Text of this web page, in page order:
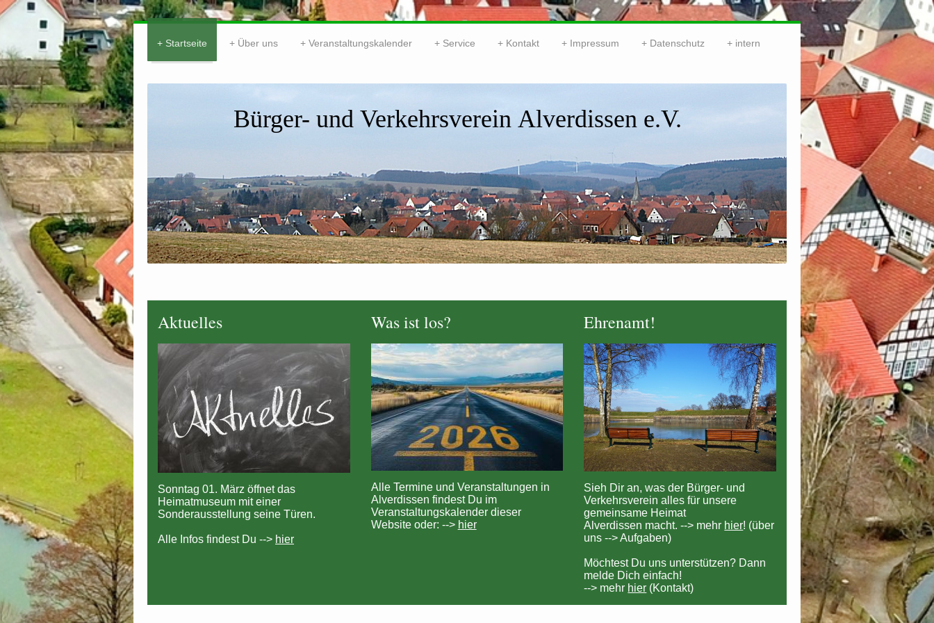
Startseite Über uns Veranstaltungskalender Service Kontakt Impressum Datenschutz intern
Bürger- und Verkehrsverein Alverdissen e.V.
Aktuelles
Sonntag 01. März öffnet das
Heimatmuseum mit einer
Sonderausstellung seine Türen.
Alle Infos findest Du --> hier
Was ist los?
Alle Termine und Veranstaltungen in
Alverdissen findest Du im
Veranstaltungskalender dieser
Website oder: --> hier
Ehrenamt!
Sieh Dir an, was der Bürger- und
Verkehrsverein alles für unsere
gemeinsame Heimat
Alverdissen macht. --> mehr hier! (über
uns --> Aufgaben)
Möchtest Du uns unterstützen? Dann
melde Dich einfach!
--> mehr hier (Kontakt)